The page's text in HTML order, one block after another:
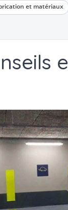
et matériaux